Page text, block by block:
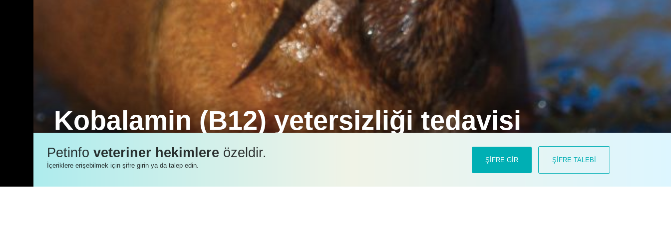
Kobalamin (B12) yetersizliği tedavisi
B12 vitamini esansiyel bir vitamin olup bu anlamda tam ve dengeli bir mama ile beslenen hayvanlarda çok sık karşımıza
çıkmamaktadır.
Petinfoveteriner hekimlere özeldir.
İçeriklere erişebilmek için şifre girin ya da talep edin.
ŞİFRE GİR ŞİFRE TALEBİ